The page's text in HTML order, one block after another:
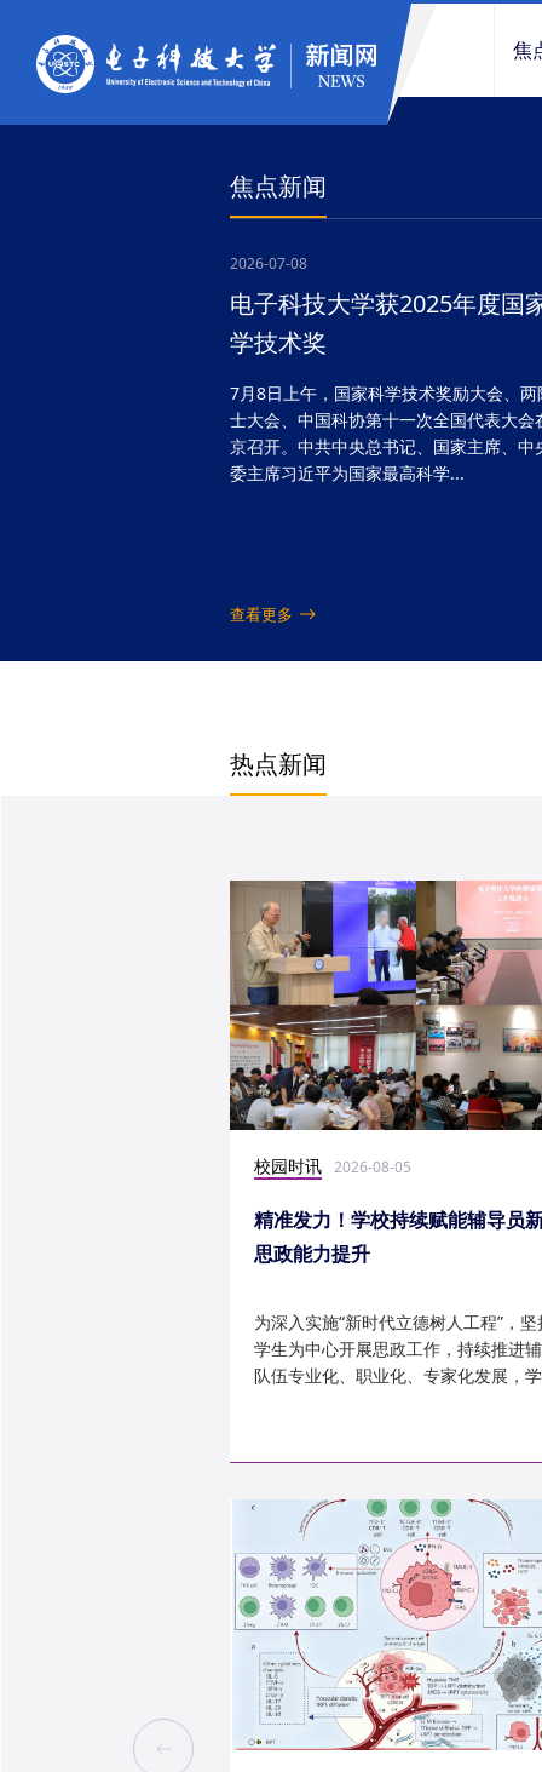
焦
焦点新闻
2026-07-08
电子科技大学获2025年度国
学技术奖
7月8日上午，国家科学技术奖励大会、两
士大会、中国科协第十一次全国代表大会
京召开。中共中央总书记、国家主席、中
委主席习近平为国家最高科学...
查看更多
热点新闻
校园时讯 2026-08-05
精准发力！学校持续赋能辅导员
思政能力提升
为深入实施“新时代立德树人工程”，
学生为中心开展思政工作，持续推进
队伍专业化、职业化、专家化发展，